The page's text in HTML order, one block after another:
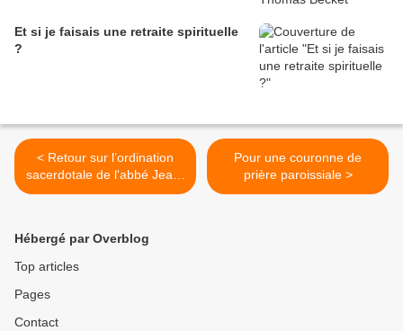
Et si je faisais une retraite spirituelle
?
< Retour sur l’ordination
sacerdotale de l'abbé Jean-
François Beaudesson, de la
Pour une couronne de
prière paroissiale >
Hébergé par Overblog
Top articles
Pages
Contact